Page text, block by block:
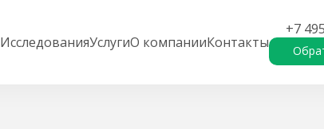
ИсследованияУслугиО компанииКонтакты
+7